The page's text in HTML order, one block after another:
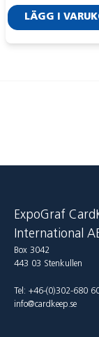
LÄGG I
ExpoGraf
International
Box 3042
443 03 Stenkullen
Tel: +46-(0)302-680
info@cardkeep.se